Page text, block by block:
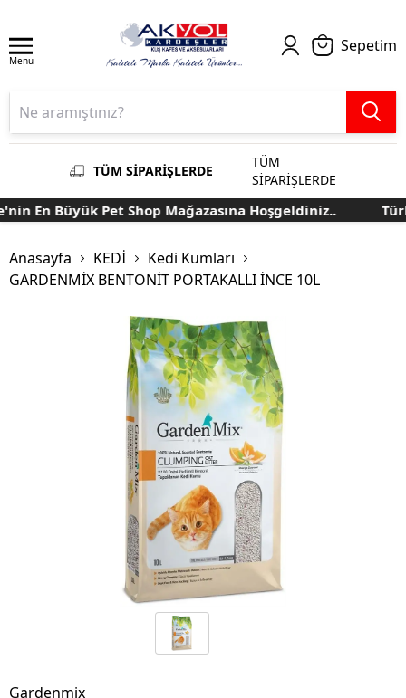
Menu
Sepetim
TÜM SİPARİŞLERDE
TÜM
SİPARİŞLERDE
En Büyük Pet Shop Mağazasına Hoşgeldiniz..
Anasayfa KEDİ
Kedi Kumları
GARDENMİX BENTONİT PORTAKALLI İNCE 10L
Gardenmix